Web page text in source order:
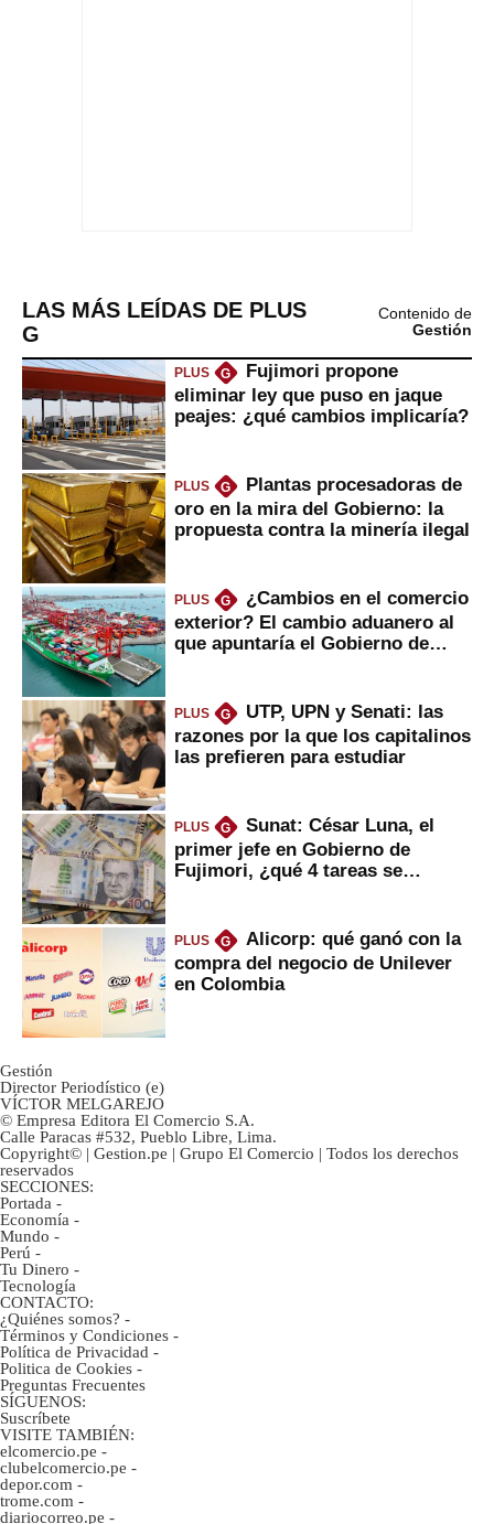
LAS MÁS LEÍDAS DE PLUS
G
Contenido de
Gestión
PLUS G
Fujimori propone
eliminar ley que puso en jaque
peajes: ¿qué cambios implicaría?
PLUS G
Plantas procesadoras de
oro en la mira del Gobierno: la
propuesta contra la minería ilegal
PLUS G
¿Cambios en el comercio
exterior? El cambio aduanero al
que apuntaría el Gobierno de
PLUS G
UTP, UPN y Senati: las
razones por la que los capitalinos
las prefieren para estudiar
PLUS G
Sunat: César Luna, el
primer jefe en Gobierno de
Fujimori, ¿qué 4 tareas se
PLUS G
Alicorp: qué ganó con la
compra del negocio de Unilever
en Colombia
Gestión
Director Periodístico (e)
VÍCTOR MELGAREJO
© Empresa Editora El Comercio S.A.
Calle Paracas #532, Pueblo Libre, Lima.
Copyright© | Gestion.pe | Grupo El Comercio | Todos los derechos
reservados
SECCIONES:
Portada -
Economía -
Mundo -
Perú -
Tu Dinero -
Tecnología
CONTACTO:
¿Quiénes somos? -
Términos y Condiciones -
Política de Privacidad -
Politica de Cookies -
Preguntas Frecuentes
SÍGUENOS:
Suscríbete
VISITE TAMBIÉN:
elcomercio.pe -
clubelcomercio.pe -
depor.com -
trome.com -
diariocorreo.pe -